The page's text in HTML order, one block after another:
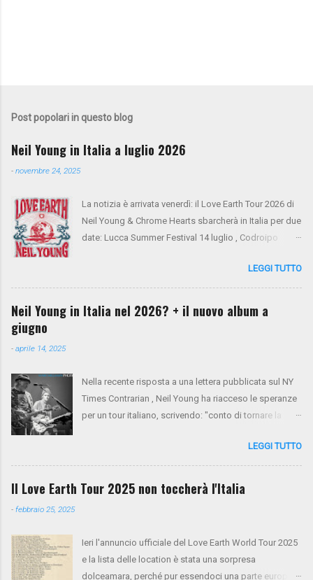
Post popolari in questo blog
Neil Young in Italia a luglio 2026
- novembre 24, 2025
La notizia è arrivata venerdì: il Love Earth Tour 2026 di
Neil Young & Chrome Hearts sbarcherà in Italia per due
date: Lucca Summer Festival 14 luglio , Codroipo
dopo 10 anni dall'ultima apparizione nel nostro
paese. Sul palco saliranno anche Spooner Oldham
(tastiere), Micah Nelson (chitarra, cori), Corey
vendita generale sarà aperta tramite Ticketone . Ecco
LEGGI TUTTO
Neil Young in Italia nel 2026? + il nuovo album a
giugno
- aprile 14, 2025
Nella recente risposta a una lettera pubblicata sul NY
Times Contrarian , Neil Young ha riacceso le speranze
per un tour italiano, scrivendo: "conto di tornare la
Non resta che aspettare e sperare. Intanto, il nuovo
album Talking To The Trees è previsto per il 13 giugno.
LEGGI TUTTO
Il Love Earth Tour 2025 non toccherà l'Italia
- febbraio 25, 2025
Ieri l'annuncio ufficiale del Love Earth World Tour 2025
e la lista delle location è stata una sorpresa
dolceamara, perché pur essendoci una parte europea